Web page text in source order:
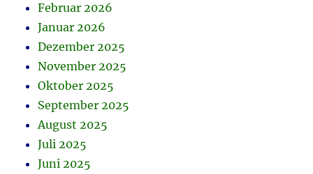
Februar 2026
Januar 2026
Dezember 2025
November 2025
Oktober 2025
September 2025
August 2025
Juli 2025
Juni 2025